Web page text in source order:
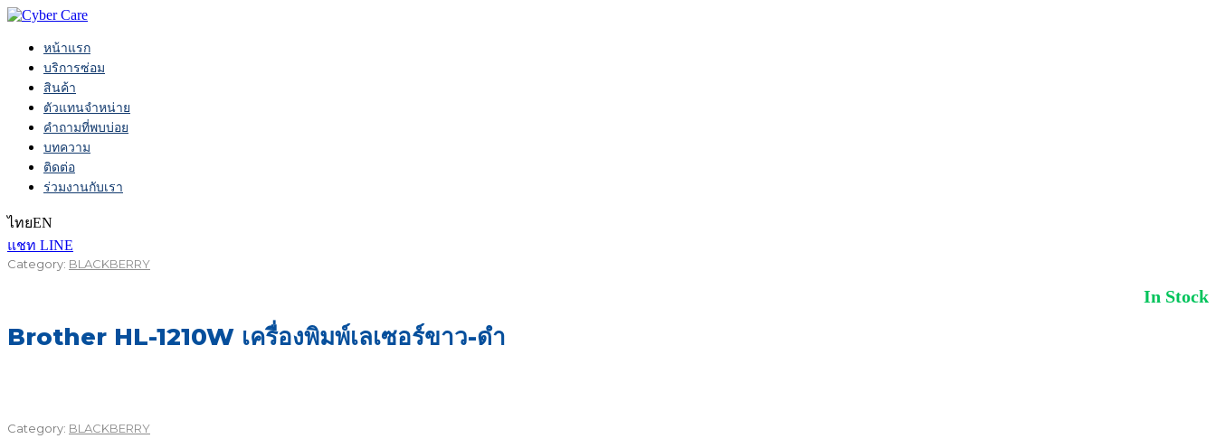
หน้าแรก
บริการซ่อม
สินค้า
ตัวแทนจำหน่าย
คำถามที่พบบ่อย
บทความ
ติดต่อ
ร่วมงานกับเรา
ไทยEN
แชท LINE
Category: BLACKBERRY
In Stock
Brother HL-1210W เครื่องพิมพ์เลเซอร์ขาว-ดำ
Category: BLACKBERRY